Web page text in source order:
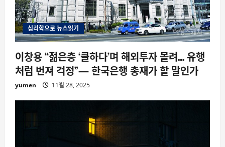
심리학으로 뉴스읽기
이창용 “젊은층 ‘쿨하다’며 해외투자 몰려… 유행
처럼 번져 걱정”— 한국은행 총재가 할 말인가
yumen 11월 28, 2025